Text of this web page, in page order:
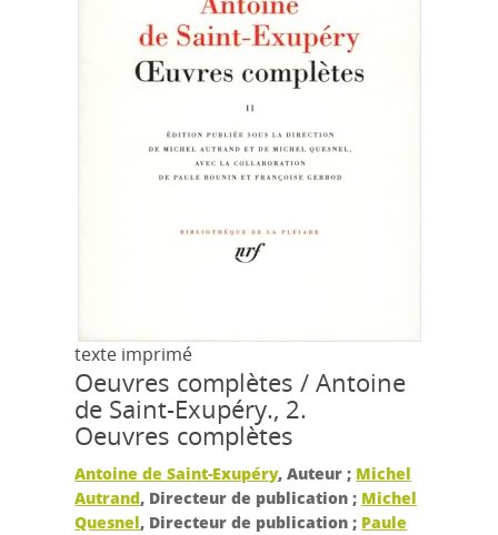
texte imprimé
Oeuvres complètes / Antoine
de Saint-Exupéry., 2.
Oeuvres complètes
Antoine de Saint-Exupéry, Auteur ; Michel
Autrand, Directeur de publication ; Michel
Quesnel, Directeur de publication ; Paule